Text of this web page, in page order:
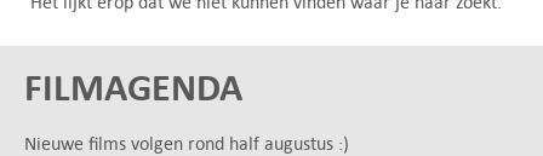
FILMAGENDA
Nieuwe films volgen rond half augustus :)